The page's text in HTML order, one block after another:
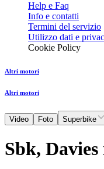
Help e Faq
Info e contatti
Termini del servizio
Utilizzo dati e
Cookie Policy
Altri motori
Altri motori
Video Foto Superbike
Sbk,